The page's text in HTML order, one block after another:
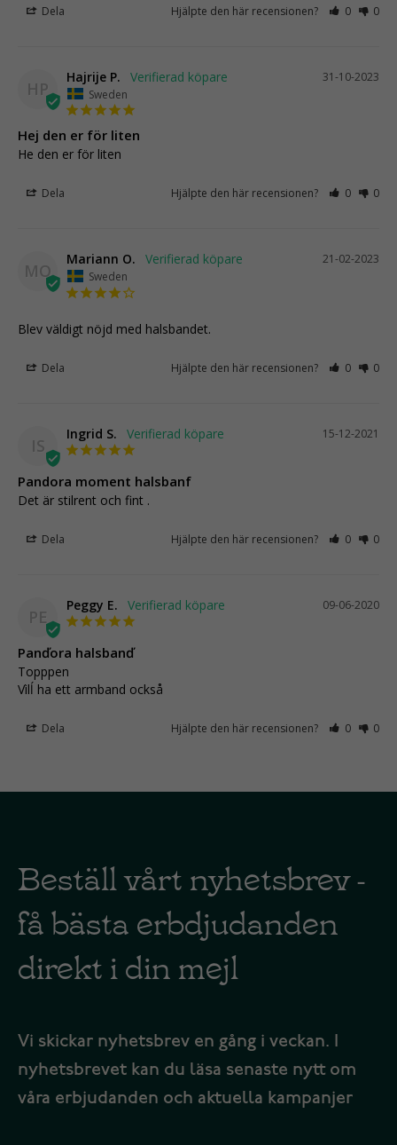
Dela Hjälpte den här recensionen? 0 0
HP
31-10-2023
Hajrije P.
Sweden
Hej den er för liten
He den er för liten
Dela Hjälpte den här recensionen? 0 0
MO
21-02-2023
Mariann O.
Sweden
Blev väldigt nöjd med halsbandet.
Dela Hjälpte den här recensionen? 0 0
IS
15-12-2021
Ingrid S.
Pandora moment halsbanf
Det är stilrent och fint .
Dela Hjälpte den här recensionen? 0 0
PE
09-06-2020
Peggy E.
Panďora halsbanď
Topppen
Dela Hjälpte den här recensionen? 0 0
Beställ vårt nyhetsbrev -
få bästa erbdjudanden
direkt i din mejl
Vi skickar nyhetsbrev en gång i veckan. I
nyhetsbrevet kan du läsa senaste nytt om
våra erbjudanden och aktuella kampanjer